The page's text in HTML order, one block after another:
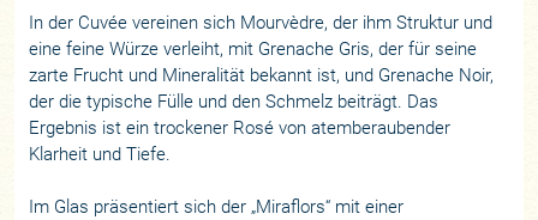
In der Cuvée vereinen sich Mourvèdre, der ihm Struktur und
eine feine Würze verleiht, mit Grenache Gris, der für seine
zarte Frucht und Mineralität bekannt ist, und Grenache Noir,
der die typische Fülle und den Schmelz beiträgt. Das
Ergebnis ist ein trockener Rosé von atemberaubender
Klarheit und Tiefe.
Im Glas präsentiert sich der „Miraflors“ mit einer